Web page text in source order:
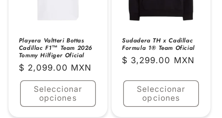
Playera Valtteri Bottas
Cadillac F1™ Team 2026
Tommy Hilfiger Oficial
Precio
habitual
$ 2,099.00 MXN
Seleccionar
opciones
Sudadera TH x Cadillac
Formula 1® Team Oficial
Precio
$ 3,299.00 MXN
Seleccionar
opciones